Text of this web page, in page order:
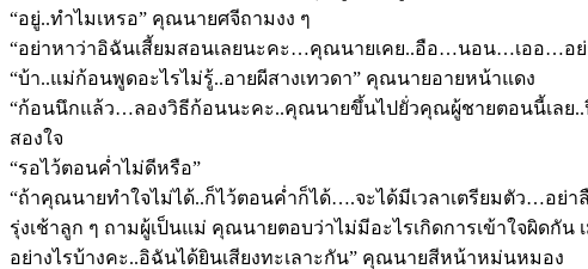
“อยู่..ทำไมเหรอ” คุณนายศจีถามงง ๆ
“อย่าหาว่าอิฉันเสี้ยมสอนเลยนะคะ…คุณนายเคย..อือ…นอน…เออ…อ
“บ้า..แม่ก้อนพูดอะไรไม่รู้..อายผีสางเทวดา” คุณนายอายหน้าแดง
“ก้อนนึกแล้ว…ลองวิธีก้อนนะคะ..คุณนายขึ้นไปยั่วคุณผู้ชายตอนนี้เลย
สองใจ
“รอไว้ตอนค่ำไม่ดีหรือ”
“ถ้าคุณนายทำใจไม่ได้..ก็ไว้ตอนค่ำก็ได้….จะได้มีเวลาเตรียมตัว…อ
รุ่งเช้าลูก ๆ ถามผู้เป็นแม่ คุณนายตอบว่าไม่มีอะไรเกิดการเข้าใจผิดกั
อย่างไรบ้างคะ..อิฉันได้ยินเสียงทะเลาะกัน” คุณนายสีหน้าหม่นหมอง